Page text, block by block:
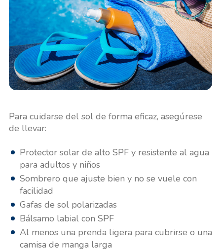
Para cuidarse del sol de forma eficaz, asegúrese
de llevar:
Protector solar de alto SPF y resistente al agua
para adultos y niños
Sombrero que ajuste bien y no se vuele con
facilidad
Gafas de sol polarizadas
Bálsamo labial con SPF
Al menos una prenda ligera para cubrirse o una
camisa de manga larga